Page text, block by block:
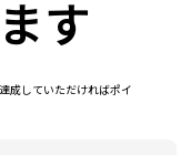
す
成していただければポイ